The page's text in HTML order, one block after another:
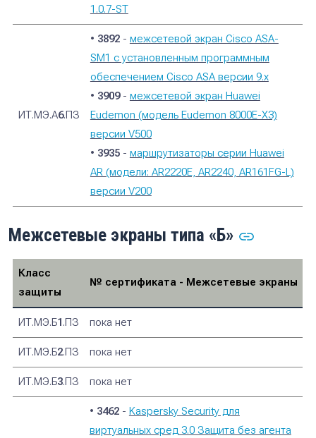
1.0.7-ST
ИТ.МЭ.А6.ПЗ
• 3892- межсетевой экран Cisco ASA-
SM1 с установленным программным
обеспечением Cisco ASA версии 9.x
• 3909- межсетевой экран Huawei
Eudemon (модель Eudemon 8000E-X3)
версии V500
• 3935- маршрутизаторы серии Huawei
AR (модели: AR2220E, AR2240, AR161FG-L)
версии V200
Межсетевые экраны типа «Б»
Класс
защиты
№ сертификата - Межсетевые экраны
ИТ.МЭ.Б1.ПЗ пока нет
ИТ.МЭ.Б2.ПЗ пока нет
ИТ.МЭ.Б3.ПЗ пока нет
• 3462- Kaspersky Security для
виртуальных сред 3.0 Защита без агента